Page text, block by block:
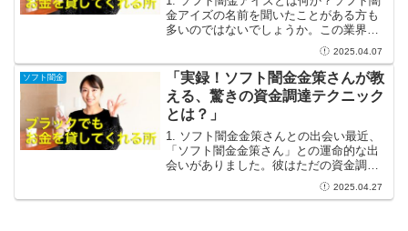
金アイズの名前を聞いたことがある方も
多いのではないでしょうか。この業界
は、一般的な銀行などの金融機関とは異
なり、法外な金利でお金を貸し出すこと
が特徴です。ただし、ソフトという言葉
が示すように、取り立て...
2025.04.07
ソフト闇金
「実録！ソフト闇金金策さんが教
える、驚きの資金調達テクニック
とは？」
1. ソフト闇金金策さんとの出会い最近、
「ソフト闇金金策さん」との運命的な出
会いがありました。彼はただの資金調達
の専門家ではなく、ユニークな資金調達
テクニックを駆使している真のプロフェ
2025.04.27